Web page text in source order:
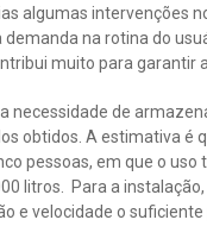
algumas intervenções
na rotina do
muito para garantir
necessidade de
obtidos. A estimativa é
pessoas, em que o
litros. Para a
e velocidade o